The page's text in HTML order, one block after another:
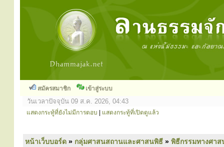
สมัครสมาชิก เข้าสู่ระบบ
วันเวลาปัจจุบัน 09 ส.ค. 2026, 04:43
แสดงกระทู้ที่ยังไม่มีการตอบ แสดงกระทู้ที่เปิดดูแล้ว
หน้าเว็บบอร์ด » กลุ่มศาสนสถานและศาสนพิธี » พิธีกรรมทางศา